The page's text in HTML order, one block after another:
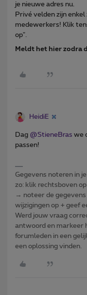
je nieuwe adres nu.
Privé velden zijn
medewerkers! Klik
op".
Meldt het hier zodra
HeidiE
Dag @StieneBras we
passen!
Gegevens noteren in
zo: klik rechtsboven
→ noteer de
wijzigingen op + geef
Werd jouw vraag
antwoord en markeer
forumleden in een
een oplossing vinden.